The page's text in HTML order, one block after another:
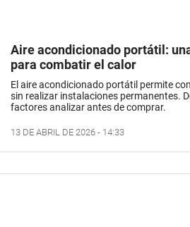
Aire acondicionado portátil:
para combatir el calor
El aire acondicionado portátil permite
sin realizar instalaciones permanentes.
factores analizar antes de comprar.
13 DE ABRIL DE 2026 - 14:33